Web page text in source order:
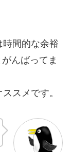
間的な余裕
んばってま
スメです。